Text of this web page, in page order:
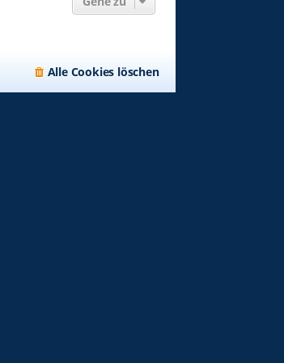
Alle Cookies löschen